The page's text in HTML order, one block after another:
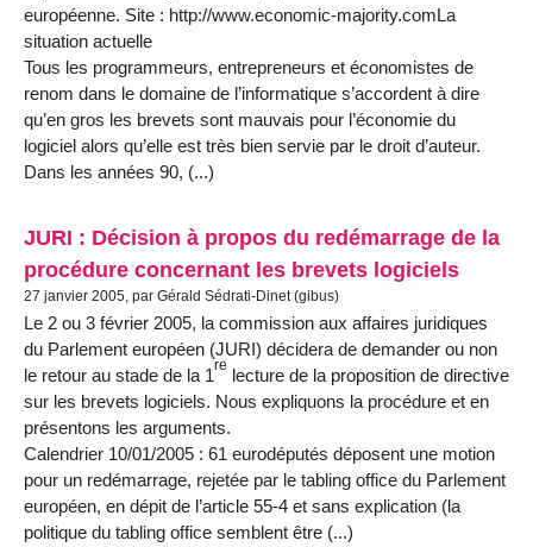
européenne. Site : http://www.economic-majority.comLa
situation actuelle
Tous les programmeurs, entrepreneurs et économistes de
renom dans le domaine de l’informatique s’accordent à dire
qu’en gros les brevets sont mauvais pour l’économie du
logiciel alors qu’elle est très bien servie par le droit d’auteur.
Dans les années 90, (...)
JURI : Décision à propos du redémarrage de la
procédure concernant les brevets logiciels
27 janvier 2005, par Gérald Sédrati-Dinet (gibus)
Le 2 ou 3 février 2005, la commission aux affaires juridiques
du Parlement européen (JURI) décidera de demander ou non
le retour au stade de la 1re lecture de la proposition de directive
sur les brevets logiciels. Nous expliquons la procédure et en
présentons les arguments.
Calendrier 10/01/2005 : 61 eurodéputés déposent une motion
pour un redémarrage, rejetée par le tabling office du Parlement
européen, en dépit de l’article 55-4 et sans explication (la
politique du tabling office semblent être (...)